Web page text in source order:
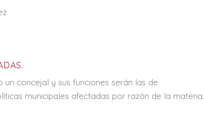
concejal y sus funciones serán las de
municipales afectadas por razón de la materia.